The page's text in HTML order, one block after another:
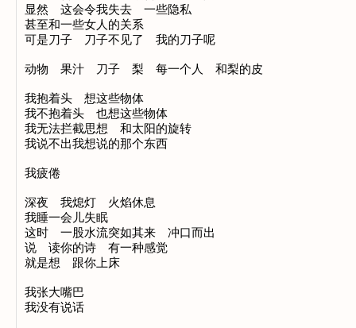
显然　这会令我失去　一些隐私
甚至和一些女人的关系
可是刀子　刀子不见了　我的刀子呢
动物　果汁　刀子　梨　每一个人　和梨的皮
我抱着头　想这些物体
我不抱着头　也想这些物体
我无法拦截思想　和太阳的旋转
我说不出我想说的那个东西
我疲倦
深夜　我熄灯　火焰休息
我睡一会儿失眠
这时　一股水流突如其来　冲口而出
说　读你的诗　有一种感觉
就是想　跟你上床
我张大嘴巴
我没有说话